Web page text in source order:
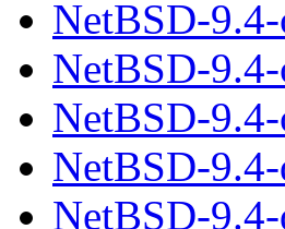
NetBSD-
NetBSD-
NetBSD-
NetBSD-
NetBSD-